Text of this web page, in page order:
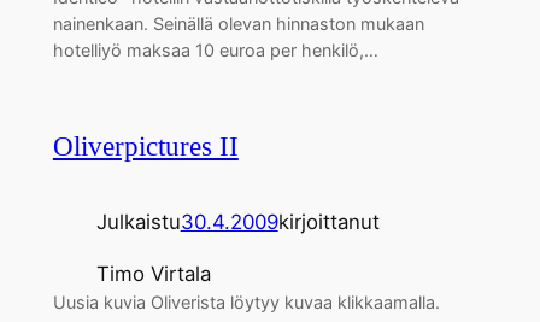
nainenkaan. Seinällä olevan hinnaston mukaan
hotelliyö maksaa 10 euroa per henkilö,…
Oliverpictures II
Julkaistu30.4.2009kirjoittanut
Timo Virtala
Uusia kuvia Oliverista löytyy kuvaa klikkaamalla.